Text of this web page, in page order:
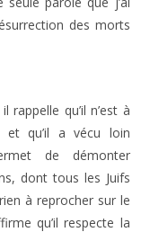
des morts
rappelle qu’il n’est à
et qu’il a vécu loin
de démonter
dont tous les Juifs
à reprocher sur le
qu’il respecte la